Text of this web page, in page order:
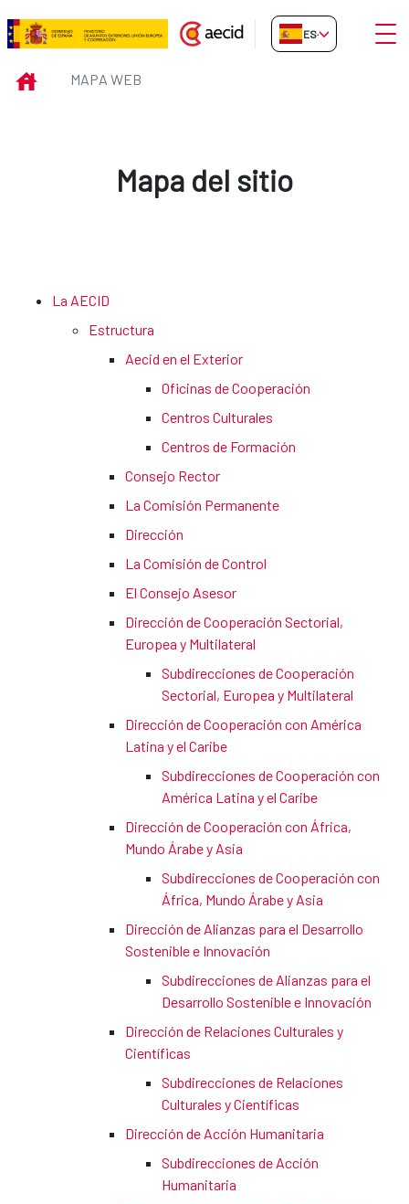
Saltar al contenido principal
Mapa web
ES-ES Abrir
INICIOMAPA WEB
Mapa del sitio
La AECID
Estructura
Aecid en el Exterior
Oficinas de Cooperación
Centros Culturales
Centros de Formación
Consejo Rector
La Comisión Permanente
Dirección
La Comisión de Control
El Consejo Asesor
Dirección de Cooperación Sectorial,
Europea y Multilateral
Subdirecciones de Cooperación
Sectorial, Europea y Multilateral
Dirección de Cooperación con América
Latina y el Caribe
Subdirecciones de Cooperación con
América Latina y el Caribe
Dirección de Cooperación con África,
Mundo Árabe y Asia
Subdirecciones de Cooperación con
África, Mundo Árabe y Asia
Dirección de Alianzas para el Desarrollo
Sostenible e Innovación
Subdirecciones de Alianzas para el
Desarrollo Sostenible e Innovación
Dirección de Relaciones Culturales y
Científicas
Subdirecciones de Relaciones
Culturales y Científicas
Dirección de Acción Humanitaria
Subdirecciones de Acción
Humanitaria